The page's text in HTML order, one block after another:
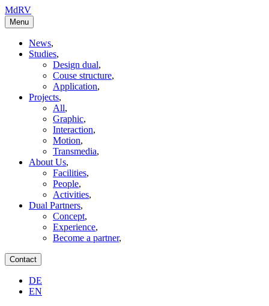
MdRV
Menu
News,
Studies,
Design dual,
Couse structure,
Application,
Projects,
All,
Graphic,
Interaction,
Motion,
Transmedia,
About Us,
Facilities,
People,
Activities,
Dual Partners,
Concept,
Experience,
Become a partner,
Contact
DE
EN